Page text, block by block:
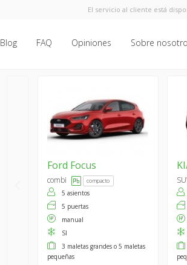
El servicio al cliente está
Blog FAQ Opiniones Sobre
Ford Focus
combi compacto
5 asientos
5 puertas
manual
SI
3 maletas grandes o 5 maletas
pequeñas